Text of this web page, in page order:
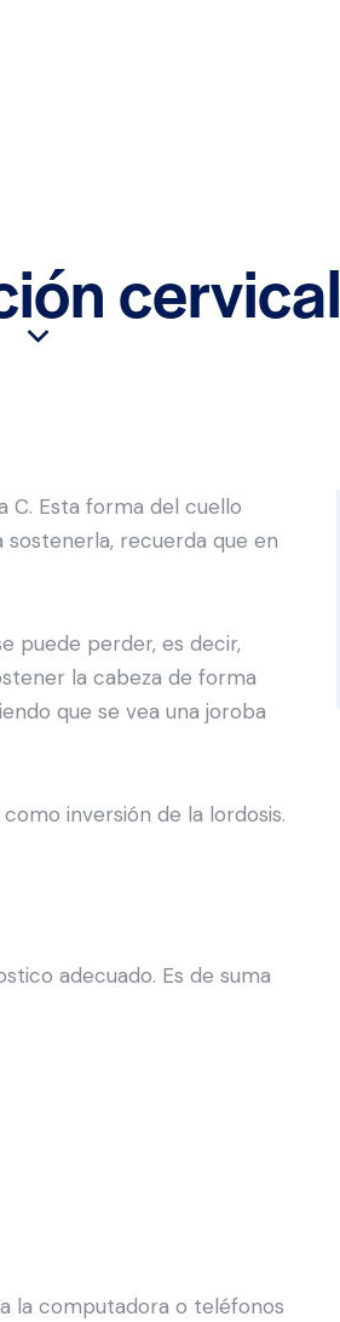
cervical
C. Esta forma del cuello
recuerda que en
puede perder, es decir,
la cabeza de forma
que se vea una joroba
inversión de la lordosis.
adecuado. Es de suma
la computadora o teléfonos